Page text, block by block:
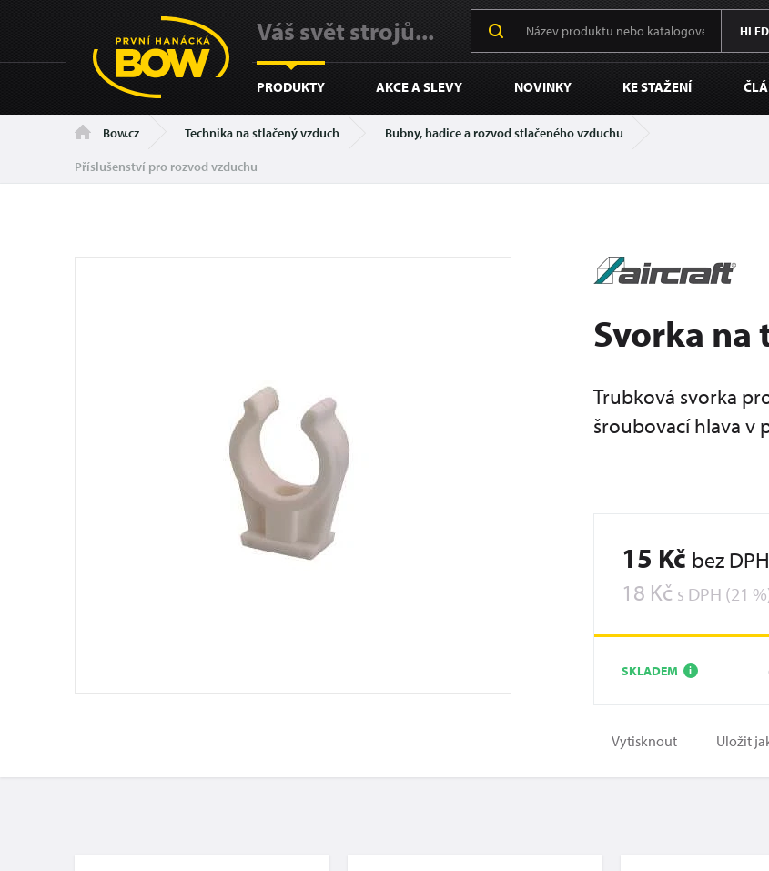
Váš svět strojů...
PRODUKTY AKCE A SLEVY NOVINKY KE STAŽENÍ
Bow.cz Technika na stlačený vzduch Bubny, hadice a rozvod stlačeného vzduchu
Příslušenství pro rozvod vzduchu
Svorka na
Trubková svorka
šroubovací hlava v
15 Kč bez DPH
18 Kč s DPH (21
SKLADEM i
Vytisknout Uložit